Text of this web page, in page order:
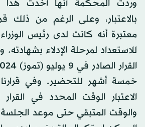
وردت المحكمة أنها أخذت هذا
بالاعتبار، وعلى الرغم من
معتبرة أنه كانت لدى رئيس
للاستعداد لمرحلة الإدلاء
خمسة أشهر للتحضير. وفي قرارنا
الاعتبار الوقت المحدد في
والوقت المتبقي حتى موعد